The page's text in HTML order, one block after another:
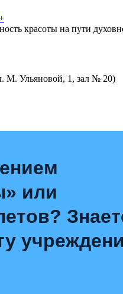
красоты на пути
М. Ульяновой, 1, зал № 20)
или